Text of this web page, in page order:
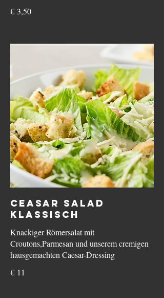
€ 3,50
Ceasar Salad
Klassisch
Knackiger Römersalat mit
Croutons,Parmesan und unserem cremigen
hausgemachten Caesar-Dressing
€ 11